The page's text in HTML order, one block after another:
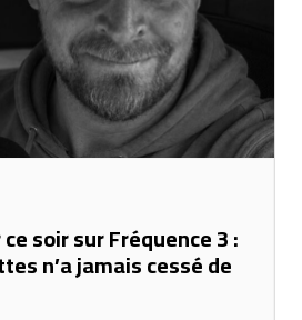
soir sur Fréquence 3 :
n’a jamais cessé de